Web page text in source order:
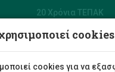
20 Χρόνια ΤΕΠΑΚ
Φοιτητές/
cookies
cookies για να